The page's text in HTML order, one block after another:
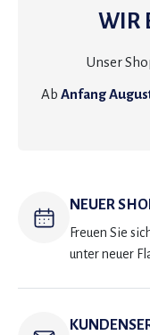
WIR
Unser
Ab Anfang
NEUER
Freuen Sie
unter neuer